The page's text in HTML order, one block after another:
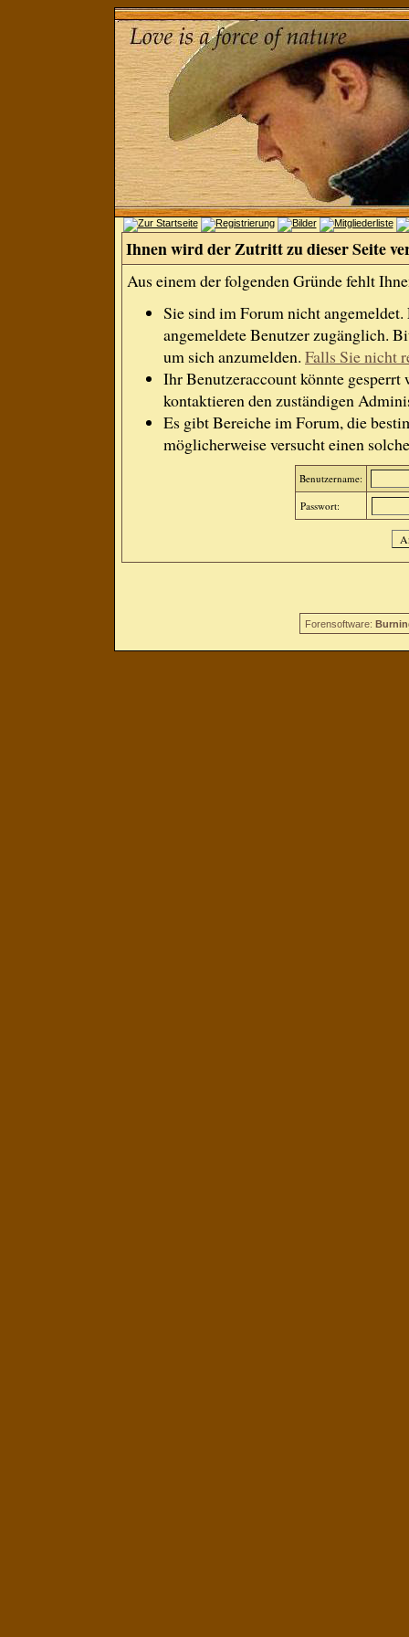
Ihnen wird der Zutritt zu dieser Seite
Aus einem der folgenden Gründe fehlt
Sie sind im Forum nicht
angemeldete Benutzer zugänglich.
um sich anzumelden. Falls Sie nicht
Ihr Benutzeraccount könnte gesperrt
kontaktieren den zuständigen
Es gibt Bereiche im Forum, die
möglicherweise versucht einen
Benutzername:
Passwort:
Forensoftware: